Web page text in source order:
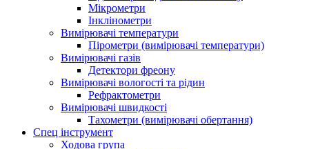
Мікрометри
Інклінометри
Вимірювачі температури
Пірометри (вимірювачі температури)
Вимірювачі газів
Детектори фреону
Вимірювачі вологості та рідин
Рефрактометри
Вимірювачі швидкості
Тахометри (вимірювачі обертання)
Спец інструмент
Ходова група